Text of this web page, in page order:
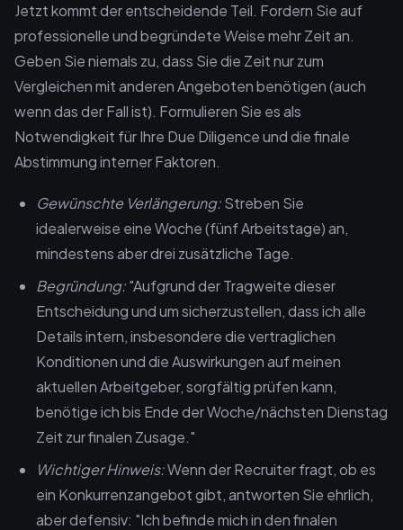
Jetzt kommt der entscheidende Teil. Fordern Sie auf
professionelle und begründete Weise mehr Zeit an.
Geben Sie niemals zu, dass Sie die Zeit nur zum
Vergleichen mit anderen Angeboten benötigen (auch
wenn das der Fall ist). Formulieren Sie es als
Notwendigkeit für Ihre Due Diligence und die finale
Abstimmung interner Faktoren.
Gewünschte Verlängerung:Streben Sie
idealerweise eine Woche (fünf Arbeitstage) an,
mindestens aber drei zusätzliche Tage.
Begründung:"Aufgrund der Tragweite dieser
Entscheidung und um sicherzustellen, dass ich alle
Details intern, insbesondere die vertraglichen
Konditionen und die Auswirkungen auf meinen
aktuellen Arbeitgeber, sorgfältig prüfen kann,
benötige ich bis Ende der Woche/nächsten Dienstag
Zeit zur finalen Zusage."
Wichtiger Hinweis:Wenn der Recruiter fragt, ob es
ein Konkurrenzangebot gibt, antworten Sie ehrlich,
aber defensiv: "Ich befinde mich in den finalen